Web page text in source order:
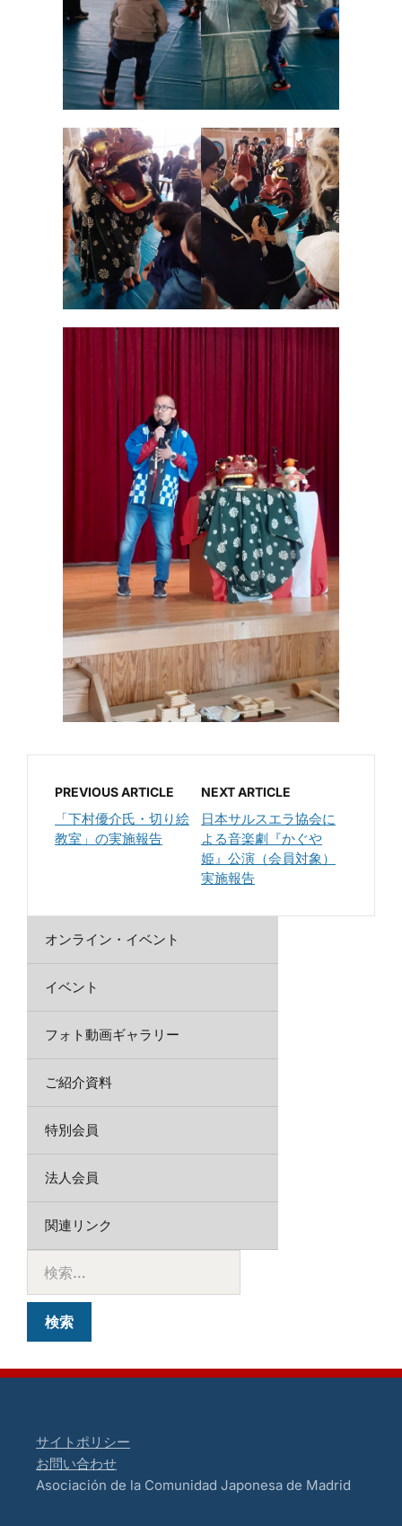
PREVIOUS ARTICLE
「下村優介氏・切り絵
教室」の実施報告
NEXT ARTICLE
日本サルスエラ協会に
よる音楽劇『かぐや
姫』公演（会員対象）
実施報告
オンライン・イベント
イベント
フォト動画ギャラリー
ご紹介資料
特別会員
法人会員
関連リンク
サイトポリシー
お問い合わせ
Asociación de la Comunidad Japonesa de Madrid